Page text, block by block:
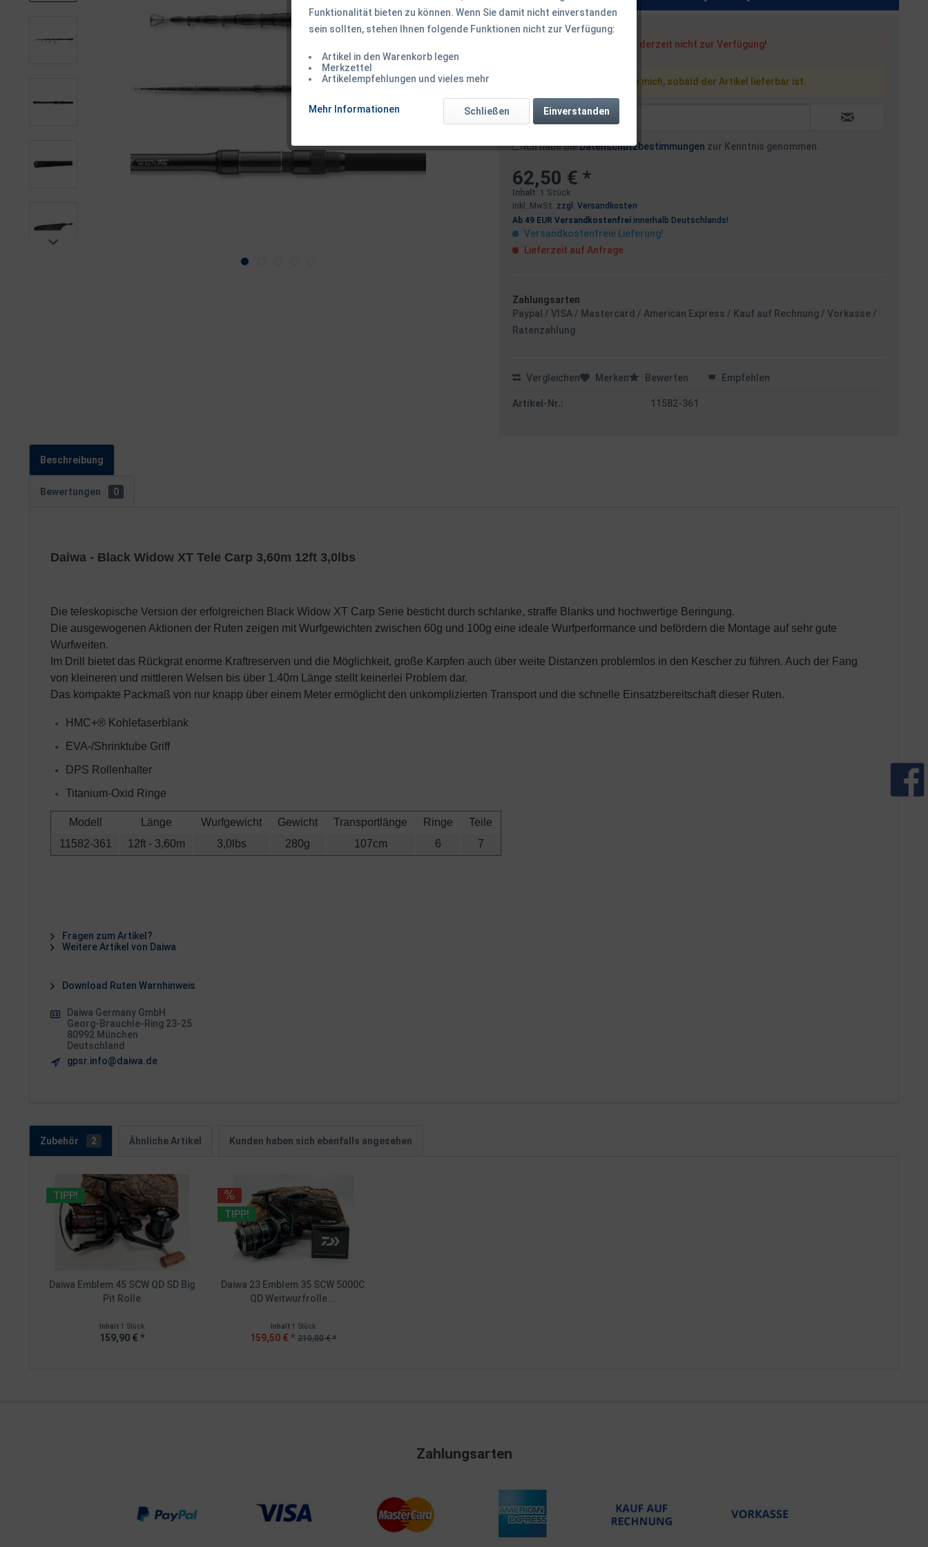
Dieser Artikel steht derzeit nicht zur Verfügung!
Benachrichtigen Sie mich, sobald der Artikel lieferbar ist.
Ich habe dieDatenschutzbestimmungen zur Kenntnis genommen.
62,50 € *
Inhalt: 1 Stück
inkl. MwSt. zzgl. Versandkosten
Ab 49 EUR Versandkostenfrei innerhalb Deutschlands!
Versandkostenfreie Lieferung!
Lieferzeit auf Anfrage
Zahlungsarten
Paypal / VISA / Mastercard / American Express / Kauf auf Rechnung / Vorkasse /
Ratenzahlung
Vergleichen Merken Bewerten Empfehlen
Artikel-Nr.: 11582-361
Beschreibung
Bewertungen 0
Daiwa - Black Widow XT Tele Carp 3,60m 12ft 3,0lbs
Die teleskopische Version der erfolgreichen Black Widow XT Carp Serie besticht durch schlanke, straffe Blanks und hochwertige Beringung.
Die ausgewogenen Aktionen der Ruten zeigen mit Wurfgewichten zwischen 60g und 100g eine ideale Wurfperformance und befördern die Montage auf sehr gute
Wurfweiten.
Im Drill bietet das Rückgrat enorme Kraftreserven und die Möglichkeit, große Karpfen auch über weite Distanzen problemlos in den Kescher zu führen. Auch der Fang
von kleineren und mittleren Welsen bis über 1.40m Länge stellt keinerlei Problem dar.
Das kompakte Packmaß von nur knapp über einem Meter ermöglicht den unkomplizierten Transport und die schnelle Einsatzbereitschaft dieser Ruten.
HMC+® Kohlefaserblank
EVA-/Shrinktube Griff
DPS Rollenhalter
Titanium-Oxid Ringe
Modell Länge Wurfgewicht Gewicht Transportlänge Ringe
Teile
11582-361
12ft - 3,60m 3,0lbs 280g 107cm 6 7
Fragen zum Artikel?
Weitere Artikel von Daiwa
Download Ruten Warnhinweis
Daiwa Germany GmbH
Georg-Brauchle-Ring 23-25
80992 München
Deutschland
gpsr.info@daiwa.de
Zubehör 2 Ähnliche Artikel Kunden haben sich ebenfalls angesehen
TIPP!
Daiwa Emblem 45 SCW QD SD Big
Pit Rolle
Inhalt1 Stück
159,90 € *
TIPP!
Daiwa 23 Emblem 35 SCW 5000C
QD Weitwurfrolle...
Inhalt 1 Stück
159,50 € * 210,00 € *
Zahlungsarten
Funktionalität bieten zu können. Wenn Sie damit nicht einverstanden
sein sollten, stehen Ihnen folgende Funktionen nicht zur Verfügung:
Artikel in den Warenkorb legen
Merkzettel
Artikelempfehlungen und vieles mehr
Mehr Informationen Einverstanden
Schließen